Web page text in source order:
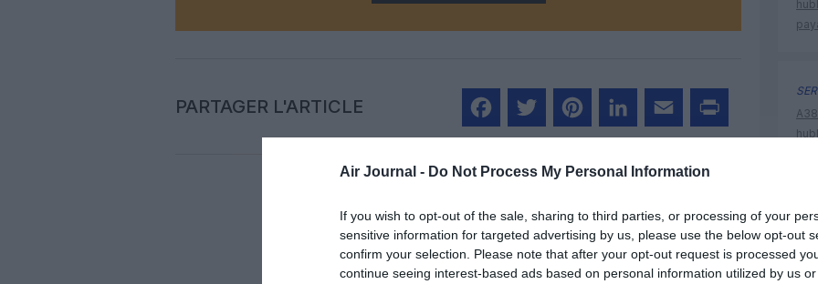
Air Journal - Do Not Process My Personal Information
If you wish to opt-out of the sale, sharing to third parties, or processing of your
sensitive information for targeted advertising by us, please use the below opt-out
confirm your selection. Please note that after your opt-out request is processed
continue seeing interest-based ads based on personal information utilized by us
PARTAGER L'ARTICLE
Aucun commentaire !
LAISSER UN COMMENTAIRE
korean